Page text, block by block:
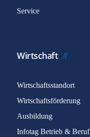
Service
Wirtschaft
Wirtschaftsstandort
Wirtschaftsförderung
Ausbildung
Infotag Betrieb & Beruf